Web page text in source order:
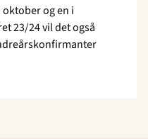
og en i
23/24 vil det også